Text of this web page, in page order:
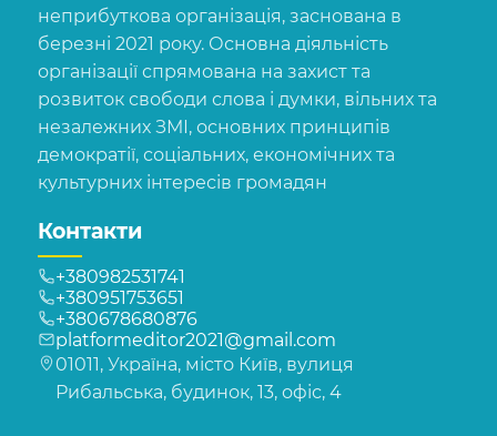
неприбуткова організація, заснована в
березні 2021 року. Основна діяльність
організації спрямована на захист та
розвиток свободи слова і думки, вільних та
незалежних ЗМІ, основних принципів
демократії, соціальних, економічних та
культурних інтересів громадян
Контакти
+380982531741
+380951753651
+380678680876
platformeditor2021@gmail.com
01011, Україна, місто Київ, вулиця
Рибальська, будинок, 13, офіс, 4